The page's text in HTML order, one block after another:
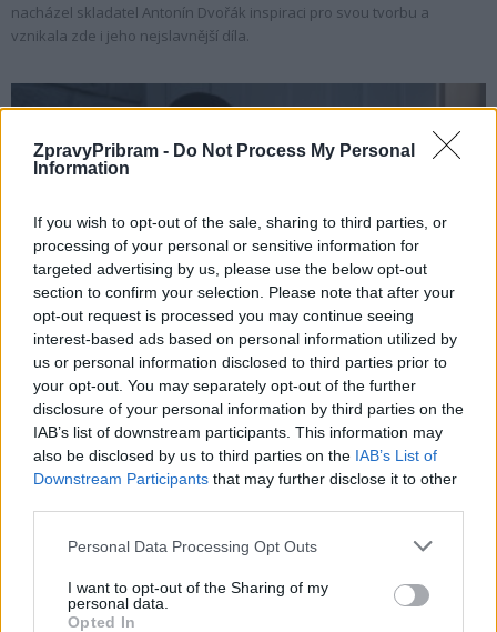
ZpravyPribram - Do Not Process My Personal
Information
If you wish to opt-out of the sale, sharing to third parties, or
processing of your personal or sensitive information for
targeted advertising by us, please use the below opt-out
section to confirm your selection. Please note that after your
opt-out request is processed you may continue seeing
interest-based ads based on personal information utilized by
us or personal information disclosed to third parties prior to
your opt-out. You may separately opt-out of the further
disclosure of your personal information by third parties on the
IAB’s list of downstream participants. This information may
also be disclosed by us to third parties on the IAB’s List of
Downstream Participants that may further disclose it to other
Personal Data Processing Opt Outs
I want to opt-out of the Sharing of my
personal data.
Opted In
nacházel skladatel Antonín Dvořák inspiraci pro svou tvorbu a
vznikala zde i jeho nejslavnější díla.
Policie radí před prázdninami: Zabezpečte své
domovy proti zlodějům
Radek Ctibor - 21. 6. 2026
S blížícími se letními prázdninami upozorňuje policie na zvýšené riziko
vloupání do domů, bytů, chat i dalších objektů. Právě období
dovolených bývá pro pachatele majetkové trestné činnosti jednou z